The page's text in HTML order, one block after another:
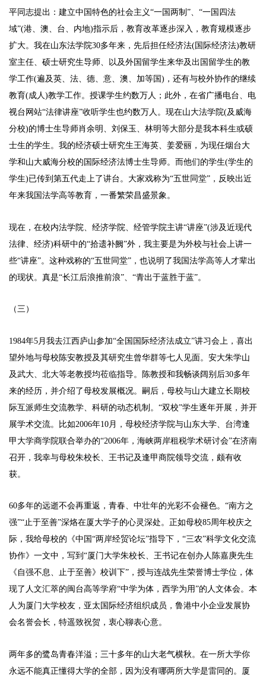
平同志提出：建立中国特色的社会主义“一国两制”、“一国四法
域”(港、澳、台、内地)指示后，教育改革逐步深入，教育规模逐步
扩大。我在山东法学院30多年来，先后担任经济法(国际经济法)教研
室主任、硕士研究生导师、以及外国留学生来华及出国留学生的教
学工作(遍及英、法、德、意、澳、加等国)，还有与校外协作的继续
教育(成人)教学工作。授课学生约数万人；此外，在省广播电台、电
视台网站“法律讲座”收听学生也约数万人。现在山大法学院(及威海
分校)的博士生导师肖余明、刘保玉、林明等大部分是我本科生或硕
士生的学生。我的经济硕士研究生王海英、姜爱丽，为现任烟台大
学和山大威海分校的国际经济法博士生导师。而他们的学生(学生的
学生)已传到第五代走上了讲台。大家戏称为“五世同堂”，反映出近
年来我国法学高等教育，一番繁荣昌盛景象。
现在，在校内法学院、经济学院、经管学院主讲“讲座”(涉及近现代
法律、经济)科研中的“拾遗补阙”外，我主要是为外校与社会上讲一
些“讲座”。这种戏称的“五世同堂”，也说明了我国法学高等人才辈出
的现状。真是“长江后浪推前浪”、“青出于蓝胜于蓝”。
（三）
1984年5月我去江西庐山参加“全国国际经济法成立”讲习会上，喜出
望外地与母校陈安教授及其研究生曾华群等七人见面。安大朱学山
及武大、北大等老教授均莅临指导。陈教授和我畅谈阔别后30多年
来的经历，并介绍了母校发展概况。嗣后，母校与山大建立长期校
际互派师生交流教学、科研的动态机制。“双校”学生逐年开展，并开
展学术交流。比如2006年10月，母校经济学院与山东大学、台湾逢
甲大学商学院联合举办的“2006年，海峡两岸租税学术研讨会”在济南
召开，我幸与母校朱校长、王书记及逢甲商院领导交流，颇有收
获。
60多年的远逝不会再重返，青春、中壮年的光彩不会褪色。“南方之
强”“止于至善”深烙在厦大学子的心灵深处。正如母校85周年校庆之
际，我给母校的《中国“两岸经贸论坛”指导下，“三农”科学文化交流
协作》一文中，写到“厦门大学朱校长、王书记在创办人陈嘉庚先生
《自强不息、止于至善》校训下”，授与连战先生荣誉博士学位，体
现了人文汇萃的闽台高等学府“中学为体，西学为用”的人文体会。本
人为厦门大学校友，亚太国际经济组织成员，鲁港中小企业发展协
会名誉会长，特遥致祝贺，衷心聊表心意。
两年多的鹭岛青春洋溢；三十多年的山大老气横秋。在一所大学你
永远不能真正懂得大学的全部，因为没有哪两所大学是雷同的。厦